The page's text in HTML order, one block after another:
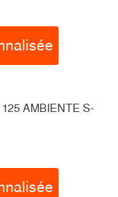
AMBIENTE S-